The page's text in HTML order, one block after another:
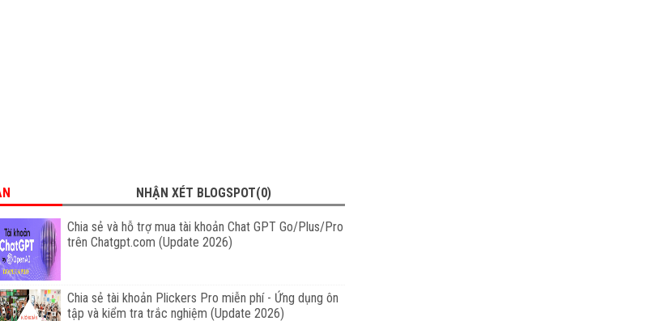
NHẬN XÉT BLOGSPOT(0)
Chia sẻ và hỗ trợ mua tài khoản Chat GPT Go/Plus/Pro
trên Chatgpt.com (Update 2026)
Chia sẻ tài khoản Plickers Pro miễn phí - Ứng dụng ôn
tập và kiểm tra trắc nghiệm (Update 2026)